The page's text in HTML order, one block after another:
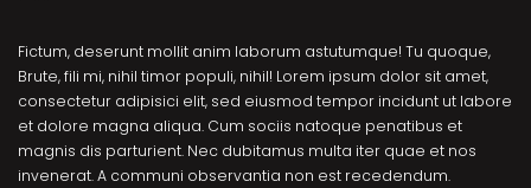
Fictum, deserunt mollit anim laborum astutumque! Tu quoque,
Brute, fili mi, nihil timor populi, nihil! Lorem ipsum dolor sit amet,
consectetur adipisici elit, sed eiusmod tempor incidunt ut labore
et dolore magna aliqua. Cum sociis natoque penatibus et
magnis dis parturient. Nec dubitamus multa iter quae et nos
invenerat. A communi observantia non est recedendum.